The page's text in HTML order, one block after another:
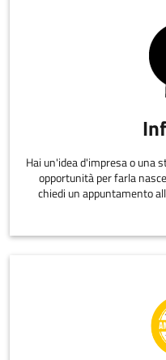
Hai un'idea d'impresa o una
opportunità per farla
chiedi un appuntamento